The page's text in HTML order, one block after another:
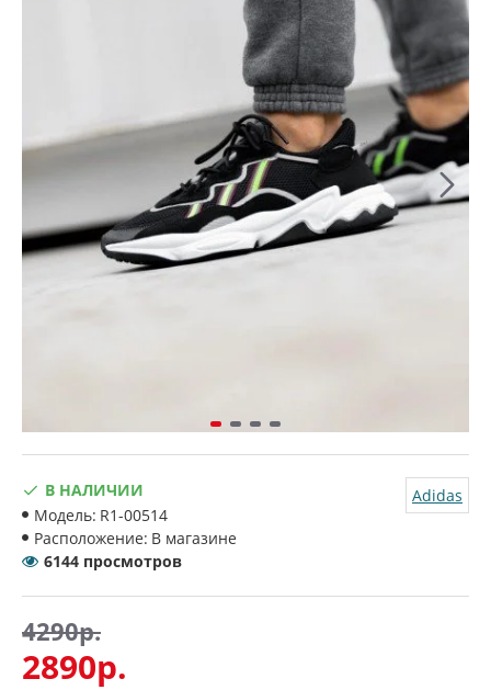
2890р.
4290р.
В НАЛИЧИИ
Модель: R1-00514
Расположение: В магазине
Adidas
6144 просмотров